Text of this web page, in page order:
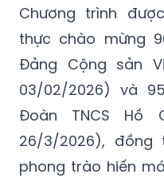
Chương trình
thực chào mừng
Đảng Cộng sản
03/02/2026) và
Đoàn TNCS Hồ
26/3/2026),
phong trào hiến